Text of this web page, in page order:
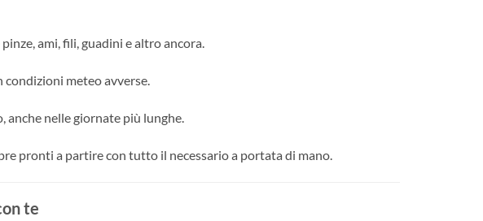
ami, fili, guadini e altro ancora.
condizioni meteo avverse.
nelle giornate più lunghe.
pronti a partire con tutto il necessario a portata di mano.
te